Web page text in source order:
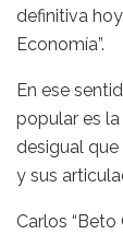
definitiva
Economía”.
En ese
popular es
desigual
y sus
Carlos